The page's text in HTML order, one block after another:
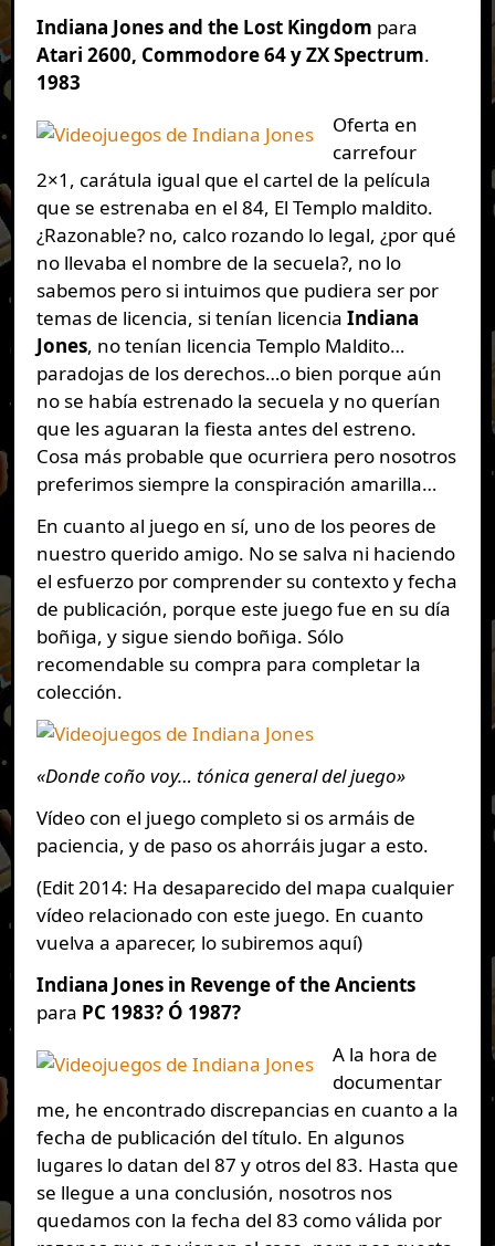
Indiana Jones and the Lost Kingdom para
Atari 2600, Commodore 64 y ZX Spectrum.
1983
Oferta en
carrefour
2×1, carátula igual que el cartel de la película
que se estrenaba en el 84, El Templo maldito.
¿Razonable? no, calco rozando lo legal, ¿por qué
no llevaba el nombre de la secuela?, no lo
sabemos pero si intuimos que pudiera ser por
temas de licencia, si tenían licencia Indiana
Jones, no tenían licencia Templo Maldito…
paradojas de los derechos…o bien porque aún
no se había estrenado la secuela y no querían
que les aguaran la fiesta antes del estreno.
Cosa más probable que ocurriera pero nosotros
preferimos siempre la conspiración amarilla…
En cuanto al juego en sí, uno de los peores de
nuestro querido amigo. No se salva ni haciendo
el esfuerzo por comprender su contexto y fecha
de publicación, porque este juego fue en su día
boñiga, y sigue siendo boñiga. Sólo
recomendable su compra para completar la
colección.
«Donde coño voy… tónica general del juego»
Vídeo con el juego completo si os armáis de
paciencia, y de paso os ahorráis jugar a esto.
(Edit 2014: Ha desaparecido del mapa cualquier
vídeo relacionado con este juego. En cuanto
vuelva a aparecer, lo subiremos aquí)
Indiana Jones in Revenge of the Ancients
para PC 1983? Ó 1987?
A la hora de
documentar
me, he encontrado discrepancias en cuanto a la
fecha de publicación del título. En algunos
lugares lo datan del 87 y otros del 83. Hasta que
se llegue a una conclusión, nosotros nos
quedamos con la fecha del 83 como válida por